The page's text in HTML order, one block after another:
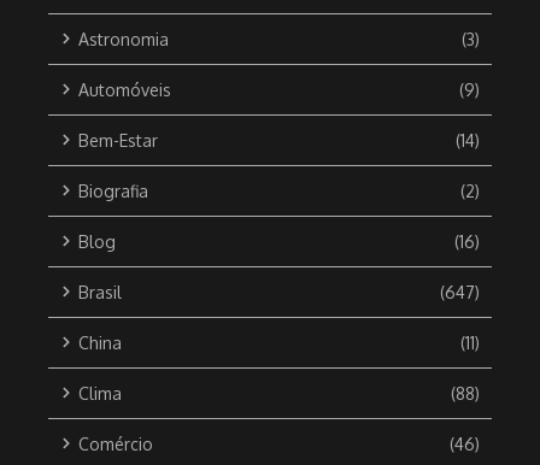
Astronomia (3)
Automóveis (9)
Bem-Estar (14)
Biografia (2)
Blog (16)
Brasil (647)
China (11)
Clima (88)
Comércio (46)